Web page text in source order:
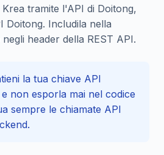
tramite l'API di Doitong,
Doitong. Includila nella
header della REST API.
la tua chiave API
non esporla mai nel codice
sempre le chiamate API